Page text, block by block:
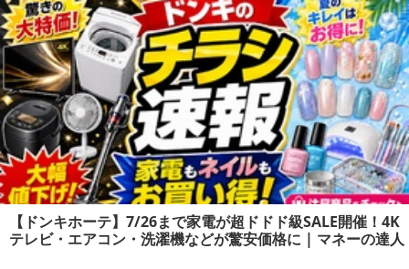
【ドンキホーテ】7/26まで家電が超ドドド級SALE開催！4K
テレビ・エアコン・洗濯機などが驚安価格に | マネーの達人